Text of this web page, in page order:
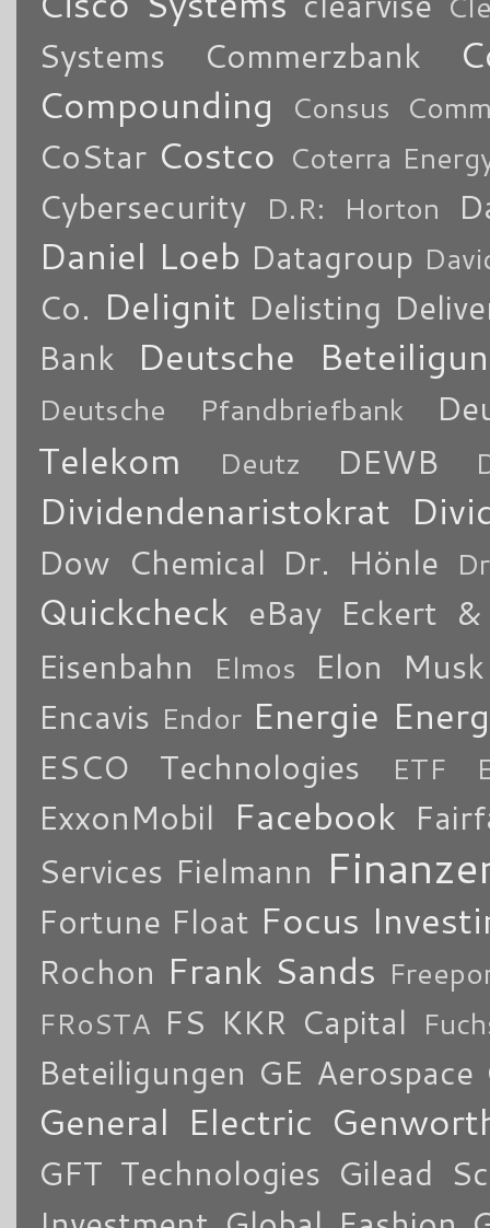
Systems Commerzbank
Compounding
Consus
CoStar Costco Coterra
Cybersecurity D.R: Horton
Daniel Loeb Datagroup
Co. Delignit Delisting
Bank
Deutsche
Deutsche Pfandbriefbank
Telekom Deutz DEWB
Dividendenaristokrat
Dow Chemical Dr. Hönle
Quickcheck eBay Eckert
Eisenbahn
Elmos
Elon Musk
Encavis Endor Energie
ESCO Technologies ETF
ExxonMobil Facebook
Services Fielmann
Fortune Float Focus
Rochon Frank Sands
FRoSTA FS KKR Capital
Beteiligungen GE Aerospace
General Electric
GFT Technologies Gilead